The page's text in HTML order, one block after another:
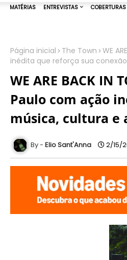
MATÉRIAS ENTREVISTAS
Página inicial The Town WE
inédita que reforça sua
WE ARE BACK IN
Paulo com ação
música, cultura e
Elio Sant'Anna 2/15/